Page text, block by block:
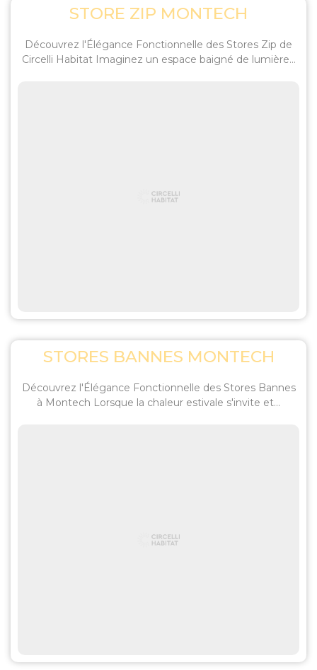
STORE ZIP MONTECH
Découvrez l'Élégance Fonctionnelle des Stores Zip de
Circelli Habitat Imaginez un espace baigné de lumière...
STORES BANNES MONTECH
Découvrez l'Élégance Fonctionnelle des Stores Bannes
à Montech Lorsque la chaleur estivale s'invite et...